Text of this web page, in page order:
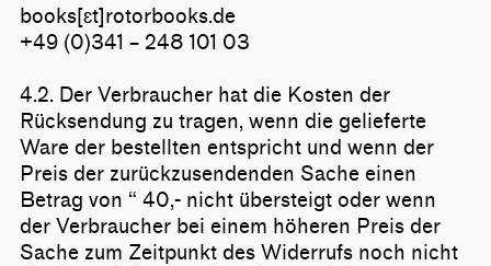
books[ɛt]rotorbooks.de
+49 (0)341 – 248 101 03
4.2. Der Verbraucher hat die Kosten der
Rücksendung zu tragen, wenn die gelieferte
Ware der bestellten entspricht und wenn der
Preis der zurückzusendenden Sache einen
Betrag von “ 40,- nicht übersteigt oder wenn
der Verbraucher bei einem höheren Preis der
Sache zum Zeitpunkt des Widerrufs noch nicht